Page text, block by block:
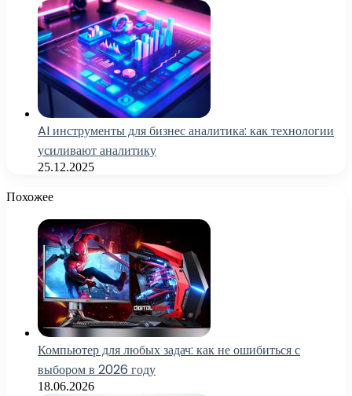
AI инструменты для бизнес аналитика: как технологии
усиливают аналитику
25.12.2025
Похожее
Компьютер для любых задач: как не ошибиться с
выбором в 2026 году
18.06.2026